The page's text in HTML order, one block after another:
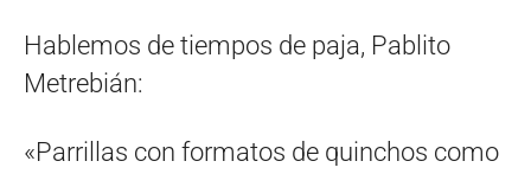
Hablemos de tiempos de paja, Pablito
Metrebián:
«Parrillas con formatos de quinchos como